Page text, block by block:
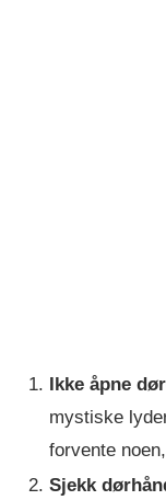
Ikke åpne
mystiske
forvente
Sjekk